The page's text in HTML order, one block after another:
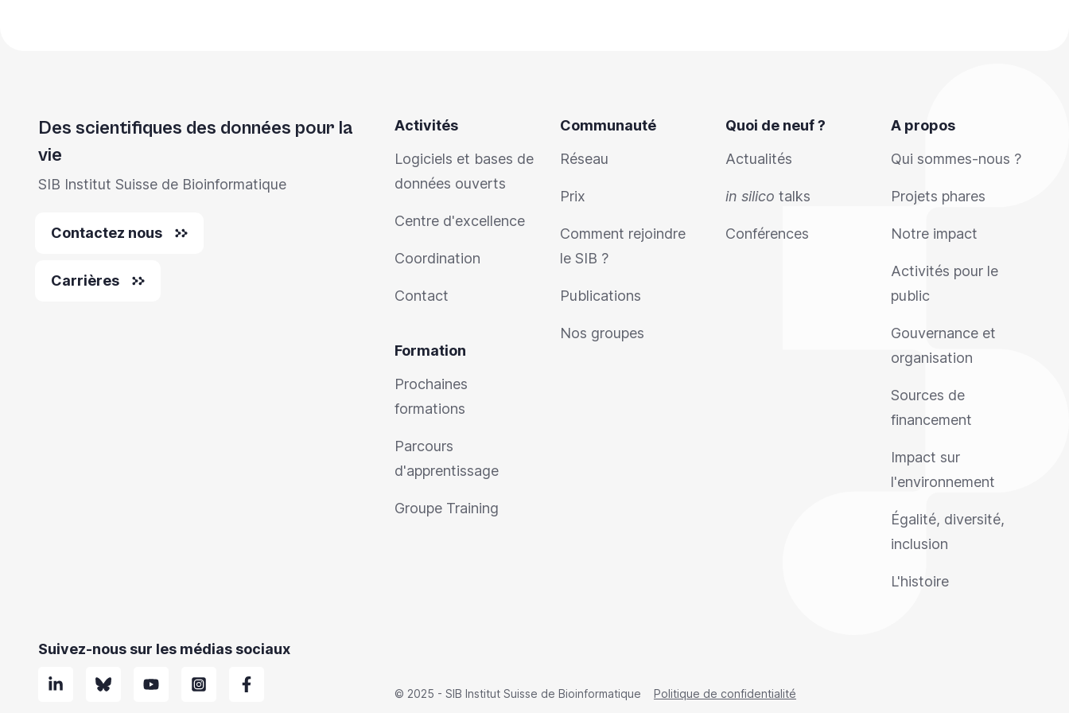
Des scientifiques des données pour la
vie
SIB Institut Suisse de Bioinformatique
Contactez nous
Carrières
Activités
Logiciels et bases de
données ouverts
Centre d'excellence
Coordination
Contact
Formation
Prochaines
formations
Parcours
d'apprentissage
Groupe Training
Communauté
Réseau
Prix
Comment rejoindre
le SIB ?
Publications
Nos groupes
Quoi de neuf ?
Actualités
in silico talks
Conférences
A propos
Qui sommes-nous ?
Projets phares
Notre impact
Activités pour le
public
Gouvernance et
organisation
Sources de
financement
Impact sur
l'environnement
Égalité, diversité,
inclusion
L'histoire
Suivez-nous sur les médias sociaux
© 2025 - SIB Institut Suisse de Bioinformatique Politique de confidentialité